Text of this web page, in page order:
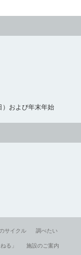
）および年末年始
サイクル 調べたい
る」 施設のご案内